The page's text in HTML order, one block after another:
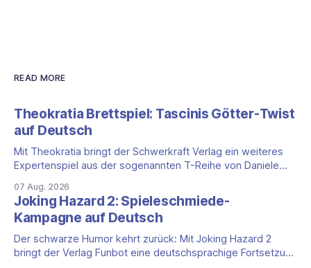
READ MORE
Theokratia Brettspiel: Tascinis Götter-Twist
auf Deutsch
Mit Theokratia bringt der Schwerkraft Verlag ein weiteres
Expertenspiel aus der sogenannten T-Reihe von Daniele
Tekhenu und Tzolk'in gehören. Der Aufhänger ist ein
ungewöhnlicher Perspektivwechsel: Sie steuern nicht die
eigene Zivilisation, sondern eine hochentwickelte
außerirdische Gottheit, die vier
07 Aug. 2026
Joking Hazard 2: Spieleschmiede-
Kampagne auf Deutsch
Der schwarze Humor kehrt zurück: Mit Joking Hazard 2
bringt der Verlag Funbot eine deutschsprachige Fortsetzung